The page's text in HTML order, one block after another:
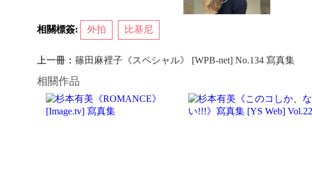
相關標簽: 外拍 比基尼
上一冊： 篠田麻裡子《スペシャル》 [WPB-net] No.134 寫真集
相關作品